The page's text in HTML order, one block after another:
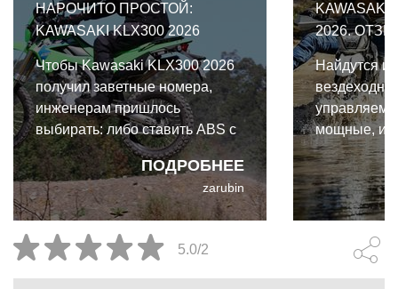
НАРОЧИТО ПРОСТОЙ:
KAWASAKI KLX300 2026
ПОДРОБНЕЕ
Чтобы Kawasaki KLX300 2026
получил заветные номера,
инженерам пришлось
выбирать: либо ставить ABS с
отключаемой задней системой,
наращивая бюджет и вес, либо
просто поднять дорожный
просвет и заехать в класс
эндуро. Выбрали второе.
zarubin
KAWASAKI
2026.
Найдутся и
мощные, и
варианты,
Sherpa S
улыбку, как
5.0/2